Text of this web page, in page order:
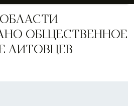
ОБЩЕСТВЕННОЕ
ЛИТОВЦЕВ